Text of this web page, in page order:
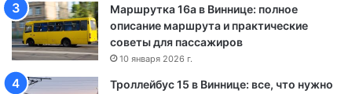
е
р
к
а
с
с
Маршрутка 16а в Виннице: полное
описание маршрута и практические
советы для пассажиров
10 января 2026 г.
Троллейбус 15 в Виннице: все, что нужно